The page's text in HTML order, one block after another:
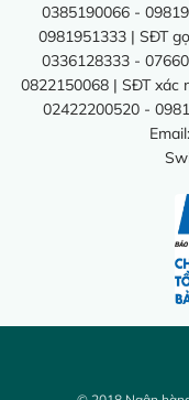
0385190066 -
0981951333 | SĐT
0336128333 -
0822150068 | SĐT xác
02422200520 -
Email: